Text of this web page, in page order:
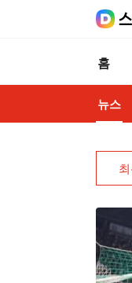
홈
뉴스